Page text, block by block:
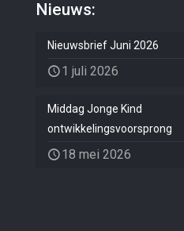
Nieuws:
Nieuwsbrief Juni 2026
1 juli 2026
Middag Jonge Kind
ontwikkelingsvoorsprong
18 mei 2026